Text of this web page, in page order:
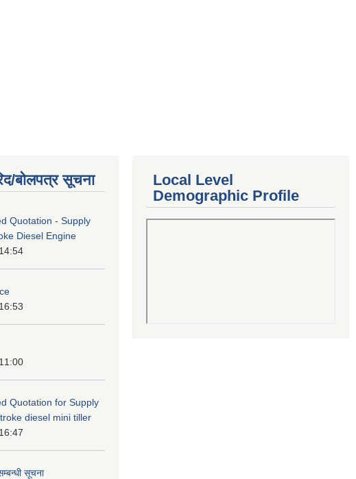
बोलपत्र सूचना
Quotation - Supply
Diesel Engine
Quotation for Supply
diesel mini tiller
सूचना
Local Level
Demographic Profile